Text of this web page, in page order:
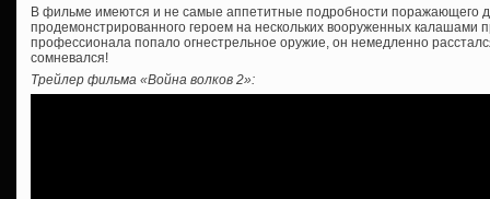
В фильме имеются и не самые аппетитные подробности поражающего
продемонстрированного героем на нескольких вооруженных калашами
профессионала попало огнестрельное оружие, он немедленно
сомневался!
Трейлер фильма «Война волков 2»: